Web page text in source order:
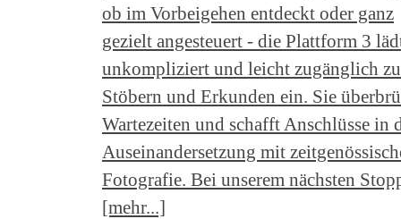
ob im Vorbeigehen entdeckt oder ganz
gezielt angesteuert - die Plattform 3
unkompliziert und leicht zugänglich
Stöbern und Erkunden ein. Sie
Wartezeiten und schafft Anschlüsse in
Auseinandersetzung mit
Fotografie. Bei unserem nächsten
[mehr...]